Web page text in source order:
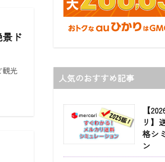
ド
観光
人気のおすすめ記事
【
リ】
格シ
ン